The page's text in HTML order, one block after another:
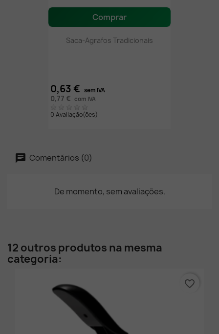
Comprar
Saca-Agrafos Tradicionais
0,63 € sem IVA
0,77 € com IVA
0 Avaliação(ões)
Comentários (0)
De momento, sem avaliações.
12 outros produtos na mesma
categoria:
favorite_border